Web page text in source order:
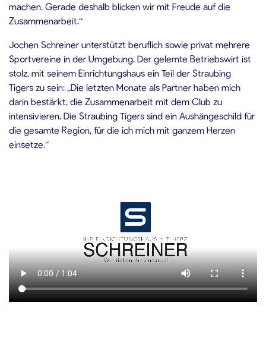
machen. Gerade deshalb blicken wir mit Freude auf die
Zusammenarbeit.“
Jochen Schreiner unterstützt beruflich sowie privat mehrere
Sportvereine in der Umgebung. Der gelernte Betriebswirt ist
stolz, mit seinem Einrichtungshaus ein Teil der Straubing
Tigers zu sein: „Die letzten Monate als Partner haben mich
darin bestärkt, die Zusammenarbeit mit dem Club zu
intensivieren. Die Straubing Tigers sind ein Aushängeschild für
die gesamte Region, für die ich mich mit ganzem Herzen
einsetze.“